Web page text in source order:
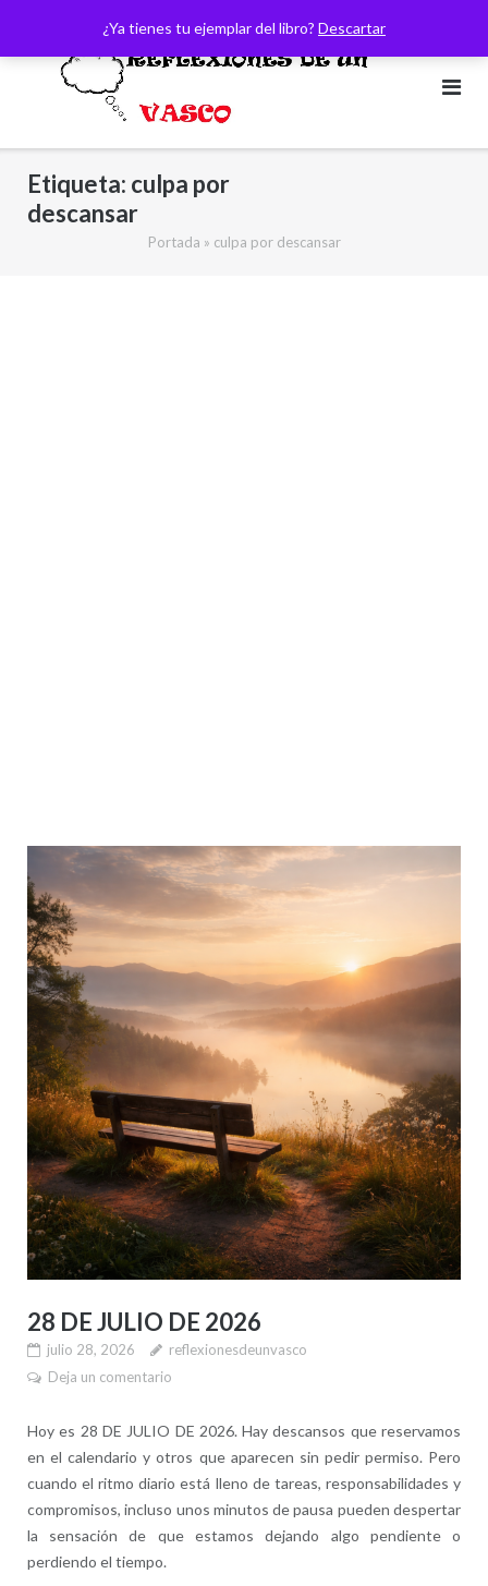
¿Ya tienes tu ejemplar del libro? Descartar
contenido
Etiqueta: culpa por
descansar
Portada » culpa por descansar
28 DE JULIO DE 2026
julio 28, 2026
reflexionesdeunvasco
Deja un comentario
Hoy es 28 DE JULIO DE 2026. Hay descansos que reservamos
en el calendario y otros que aparecen sin pedir permiso. Pero
cuando el ritmo diario está lleno de tareas, responsabilidades y
compromisos, incluso unos minutos de pausa pueden despertar
la sensación de que estamos dejando algo pendiente o
perdiendo el tiempo.